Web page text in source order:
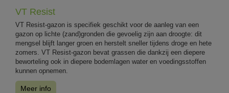
VT Resist
VT Resist-gazon is specifiek geschikt voor de aanleg van een
gazon op lichte (zand)gronden die gevoelig zijn aan droogte: dit
mengsel blijft langer groen en herstelt sneller tijdens droge en hete
zomers. VT Resist-gazon bevat grassen die dankzij een diepere
beworteling ook in diepere bodemlagen water en voedingsstoffen
kunnen opnemen.
Meer info